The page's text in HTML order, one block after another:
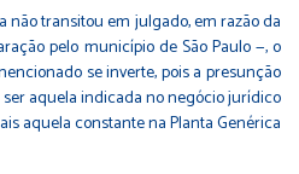
não transitou em julgado, em razão da
pelo município de São Paulo —, o
se inverte, pois a presunção
aquela indicada no negócio jurídico
aquela constante na Planta Genérica